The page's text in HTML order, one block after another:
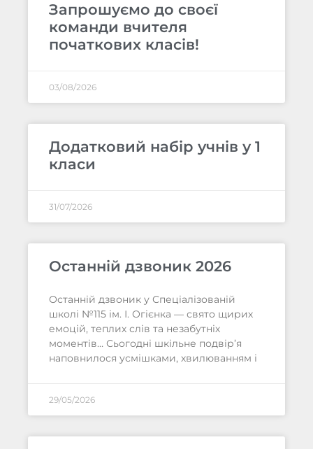
Запрошуємо до своєї
команди вчителя
початкових класів!
03/08/2026
Додатковий набір учнів у 1
класи
31/07/2026
Останній дзвоник 2026
Останній дзвоник у Спеціалізованій
школі №115 ім. І. Огієнка — свято щирих
емоцій, теплих слів та незабутніх
моментів… Сьогодні шкільне подвір’я
наповнилося усмішками, хвилюванням і
29/05/2026